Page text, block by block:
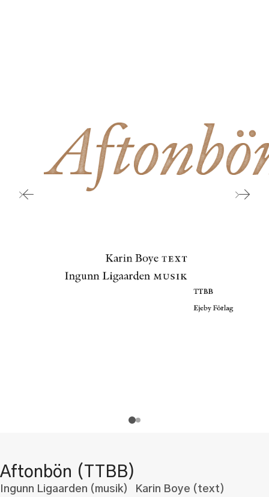
Aftonbön (TTBB)
Ingunn Ligaarden (musik) Karin Boye (text)